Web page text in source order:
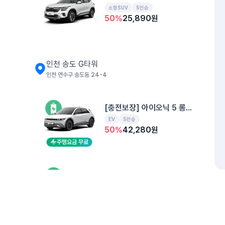
소형SUV 5인승
50%25,890원
인천 송도 G타워
인천 연수구 송도동 24-4
주행요금 무료
[충전보장] 아이오닉 5 롱레인지
EV 5인승
50%42,280원